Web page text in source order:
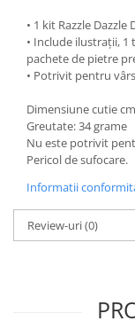
• 1 kit Razzle
• Include ilustrații, 1
pachete de pietre
• Potrivit pentru
Dimensiune cutie
Greutate: 34 grame
Nu este potrivit
Pericol de sufocare.
Informatii
Review-uri(0)